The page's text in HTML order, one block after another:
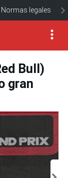
Normas legales
Bull)
gran